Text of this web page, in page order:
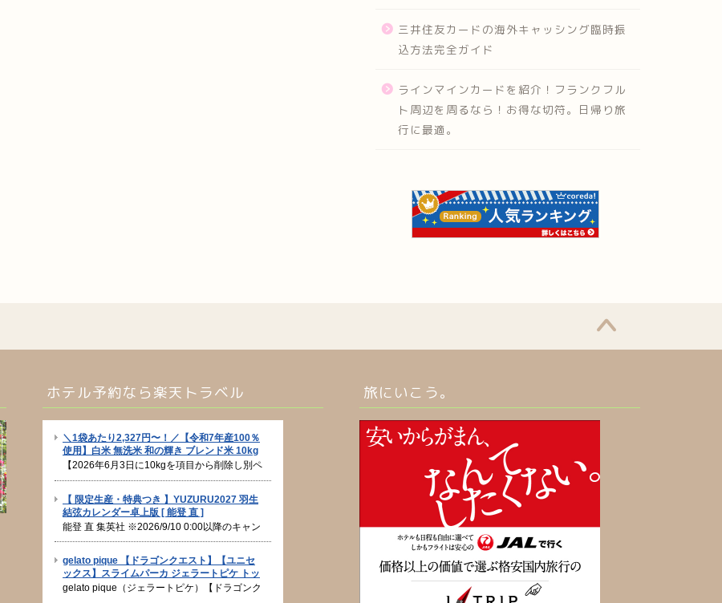
三井住友カードの海外キャッシング臨時振
込方法完全ガイド
ラインマインカードを紹介！フランクフル
ト周辺を周るなら！お得な切符。日帰り旅
行に最適。
ホテル予約なら楽天トラベル 旅にいこう。